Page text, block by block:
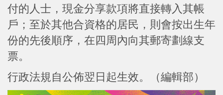
付的人士，現金分享款項將直接轉入其帳
戶；至於其他合資格的居民，則會按出生年
份的先後順序，在四周內向其郵寄劃線支
票。
行政法規自公佈翌日起生效。（編輯部）